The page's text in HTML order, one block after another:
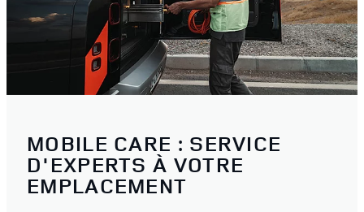
MOBILE CARE : SERVICE
D'EXPERTS À VOTRE
EMPLACEMENT